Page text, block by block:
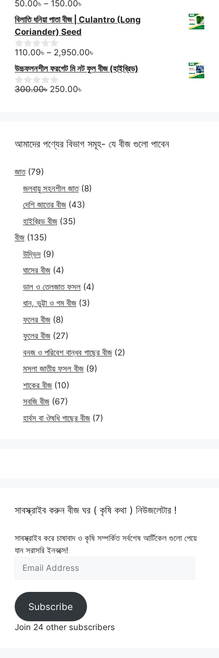
o
5
150.00৳.140.00৳.
0
o
u
t
o
f
5
50.00৳ – 150.00৳
range:
150.00৳
বিলাতি ধনিয়া পাতা বীজ | Culantro (Long
Coriander) Seed
0
o
u
t
o
110.00৳ – 2,950.00৳
range:
উচ্চফলনশীল ফরগেট মি নট ফুল বীজ (হাইব্রিড)
0
5
300.00৳ Original
250.00৳
আমাদের পণ্যের বিভাগ সমূহ- যে বীজ গুলো পাবেন
জাত (79)
জলবায়ু সহনশীল জাত (8)
দেশি জাতের বীজ (43)
হাইব্রিড বীজ (35)
বীজ (135)
উদ্ভিদ (9)
ঘাসের বীজ (4)
ডাল ও তেলজাত ফসল (4)
ধান, ভুট্টা ও গম বীজ (3)
ফলের বীজ (8)
ফুলের বীজ (27)
বনজ ও পরিবেশ বান্ধব গাছের বীজ (2)
মসলা জাতীয় ফসল বীজ (9)
শাকের বীজ (10)
সবজি বীজ (67)
হার্বস বা ঔষধি গাছের বীজ (7)
সাবস্ক্রাইব করুন বীজ ঘর ( কৃষি কথা ) নিউজলেটার !
সাবস্ক্রাইব করে চাষাবাদ ও কৃষি সম্পর্কিত সর্বশেষ আর্টিকেল গুলো পেয়ে
যান সরাসরি ইনবক্সে!
Address
Subscribe
Join 24 other subscribers